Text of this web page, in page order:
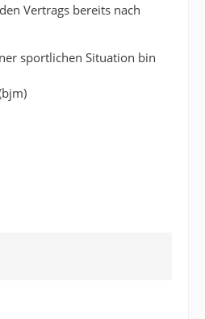
Vertrags bereits nach
sportlichen Situation bin